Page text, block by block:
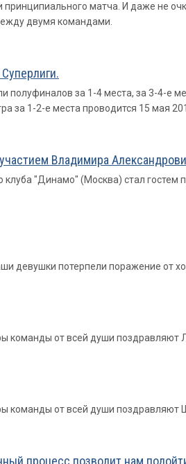
матча. И даже не
двумя командами.
полуфиналов за 1-4 места, за 3-4-е
за 1-2-е места проводится 15 мая
Владимира
клуба "Динамо" (Москва) стал
потерпели поражение от
команды от всей души
команды от всей души
процесс позволит нам